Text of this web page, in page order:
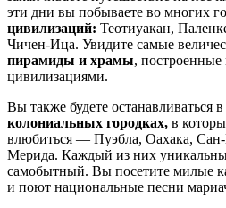
эти дни вы побываете во многих
цивилизаций: Теотиуакан,
Чичен-Ица. Увидите самые
пирамиды и храмы,
цивилизациями.
Вы также будете останавливаться в
колониальных городках, в
влюбиться — Пуэбла, Оахака,
Мерида. Каждый из них
самобытный. Вы посетите милые
и поют национальные песни